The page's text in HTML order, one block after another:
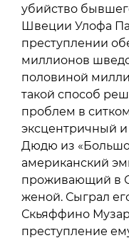
убийство
Швеции Улофа
преступлении
миллионов
половиной
такой способ
проблем в
эксцентричный
Дюдю из
американский
проживающий в
женой. Сыграл
Скьяффино
преступление